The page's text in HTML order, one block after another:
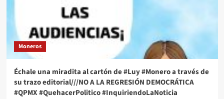
Moneros
Échale una miradita al cartón de #Luy #Monero a través de
su trazo editorial///NO A LA REGRESIÓN DEMOCRÁTICA
#QPMX #QuehacerPolitico #InquiriendoLaNoticia